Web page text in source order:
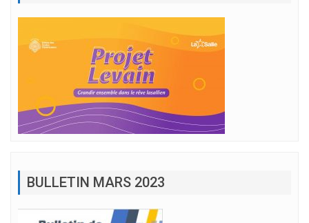
BULLETIN MARS 2023